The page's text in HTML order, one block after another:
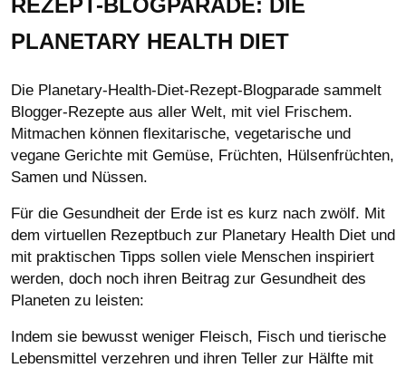
REZEPT-BLOGPARADE: DIE
PLANETARY HEALTH DIET
Die Planetary-Health-Diet-Rezept-Blogparade sammelt
Blogger-Rezepte aus aller Welt, mit viel Frischem.
Mitmachen können flexitarische, vegetarische und
vegane Gerichte mit Gemüse, Früchten, Hülsenfrüchten,
Samen und Nüssen.
Für die Gesundheit der Erde ist es kurz nach zwölf. Mit
dem virtuellen Rezeptbuch zur Planetary Health Diet und
mit praktischen Tipps sollen viele Menschen inspiriert
werden, doch noch ihren Beitrag zur Gesundheit des
Planeten zu leisten:
Indem sie bewusst weniger Fleisch, Fisch und tierische
Lebensmittel verzehren und ihren Teller zur Hälfte mit